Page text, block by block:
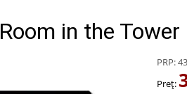
in the
PRP:
Preț: